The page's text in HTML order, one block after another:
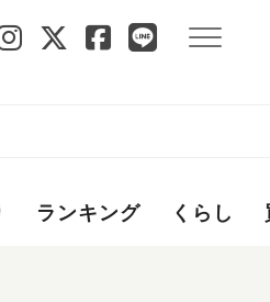
ランキング くらし